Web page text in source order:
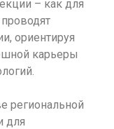
– как для
ориентируя
карьеры
региональной
для